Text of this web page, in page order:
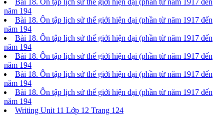
năm 194
Bài 18. Ôn tập lịch sử thế giới hiện đại (phần từ năm 1917 đến
năm 194
Bài 18. Ôn tập lịch sử thế giới hiện đại (phần từ năm 1917 đến
năm 194
Bài 18. Ôn tập lịch sử thế giới hiện đại (phần từ năm 1917 đến
năm 194
Bài 18. Ôn tập lịch sử thế giới hiện đại (phần từ năm 1917 đến
năm 194
Bài 18. Ôn tập lịch sử thế giới hiện đại (phần từ năm 1917 đến
năm 194
Writing Unit 11 Lớp 12 Trang 124